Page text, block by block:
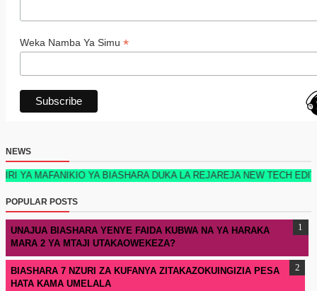
Weka Namba Ya Simu *
NEWS
YA BIASHARA DUKA LA REJAREJA NEW TECH EDITION 2026
POPULAR POSTS
UNAJUA BIASHARA YENYE FAIDA KUBWA NA YA HARAKA
MARA 2 YA MTAJI UTAKAOWEKEZA?
BIASHARA 7 NZURI ZA KUFANYA ZITAKAZOKUINGIZIA PESA
HATA KAMA UMELALA